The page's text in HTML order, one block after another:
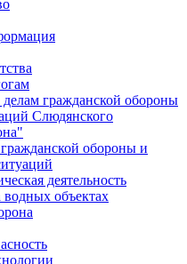
гражданской обороны
Слюдянского
обороны и
деятельность
водных объектах